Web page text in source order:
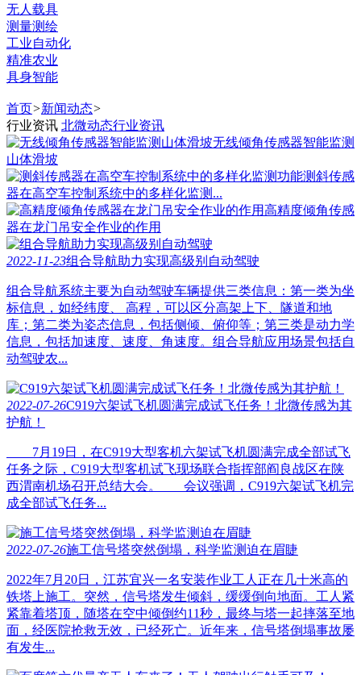
无人载具
测量测绘
工业自动化
精准农业
具身智能
首页>新闻动态>
行业资讯 北微动态行业资讯
无线倾角传感器智能监测
山体滑坡
测斜传感
器在高空车控制系统中的多样化监测...
高精度倾角传感
器在龙门吊安全作业的作用
2022-11-23组合导航助力实现高级别自动驾驶
组合导航系统主要为自动驾驶车辆提供三类信息：第一类为坐
标信息，如经纬度、 高程，可以区分高架上下、隧道和地
库；第二类为姿态信息，包括侧倾、俯仰等；第三类是动力学
信息，包括加速度、速度、角速度。组合导航应用场景包括自
动驾驶农...
2022-07-26C919六架试飞机圆满完成试飞任务！北微传感为其
护航！
7月19日，在C919大型客机六架试飞机圆满完成全部试飞
任务之际，C919大型客机试飞现场联合指挥部阎良战区在陕
西渭南机场召开总结大会。 会议强调，C919六架试飞机完
成全部试飞任务...
2022-07-26施工信号塔突然倒塌，科学监测迫在眉睫
2022年7月20日，江苏宜兴一名安装作业工人正在几十米高的
铁塔上施工。突然，信号塔发生倾斜，缓缓倒向地面。工人紧
紧靠着塔顶，随塔在空中倾倒约11秒，最终与塔一起摔落至地
面，经医院抢救无效，已经死亡。近年来，信号塔倒塌事故屡
有发生...